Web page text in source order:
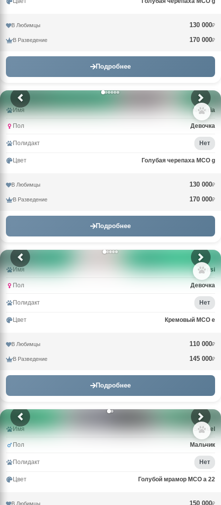
В Любимцы 130 000₽
В Разведение 170 000₽
Подробнее
Имя Nimeria
Пол Девочка
Полидакт Нет
Цвет Голубая черепаха MCO g
В Любимцы 130 000₽
В Разведение 170 000₽
Подробнее
Имя Nensi
Пол Девочка
Полидакт Нет
Цвет Кремовый MCO e
В Любимцы 110 000₽
В Разведение 145 000₽
Подробнее
Имя Samuel
Пол Мальчик
Полидакт Нет
Цвет Голубой мрамор MCO a 22
В Любимцы 150 000₽